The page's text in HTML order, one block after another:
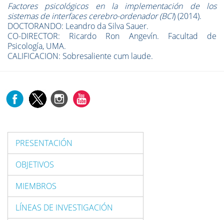
Factores psicológicos en la implementación de los
sistemas de interfaces cerebro-ordenador (BCI) (2014).
DOCTORANDO: Leandro da Silva Sauer.
CO-DIRECTOR: Ricardo Ron Angevín. Facultad de
Psicología, UMA.
CALIFICACION: Sobresaliente cum laude.
PRESENTACIÓN
OBJETIVOS
MIEMBROS
LÍNEAS DE INVESTIGACIÓN